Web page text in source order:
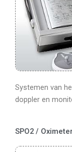
Systemen van
doppler en
SPO2 /